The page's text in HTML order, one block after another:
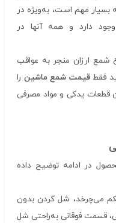
مهم است، به‌ویژه در
دارد و همه آنها در
شمع ارزان منجر به عواقب
فقطقیمت شمع ماشین را
قطعات یدکی و مواد مصرفی
در ادامه توضیح داده
می‌چرخد، شل کردن بدون
قسمت فوقانی به‌راحتی شل